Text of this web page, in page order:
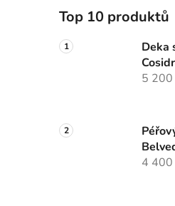
Top 10 produktů
Deka
5 200
4 400